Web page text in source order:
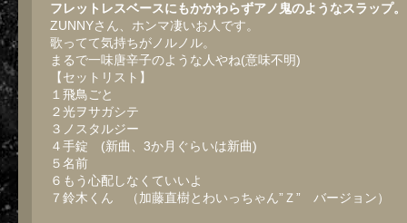
フレットレスベースにもかかわらずアノ鬼のようなスラップ。
ZUNNYさん、ホンマ凄いお人です。
歌ってて気持ちがノルノル。
まるで一味唐辛子のような人やね(意味不明)
【セットリスト】
１飛鳥ごと
２光ヲサガシテ
３ノスタルジー
４手錠 (新曲、3か月ぐらいは新曲)
５名前
６もう心配しなくていいよ
７鈴木くん （加藤直樹とわいっちゃん”Ｚ” バージョン）